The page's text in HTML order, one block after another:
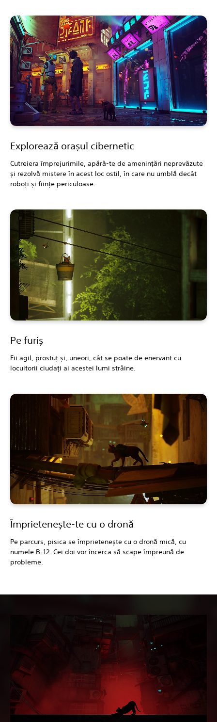
Explorează orașul cibernetic
Cutreiera împrejurimile, apără-te de amenințări neprevăzute
și rezolvă mistere în acest loc ostil, în care nu umblă decât
roboți și ființe periculoase.
Pe furiș
Fii agil, prostuț și, uneori, cât se poate de enervant cu
locuitorii ciudați ai acestei lumi străine.
Împrietenește-te cu o dronă
Pe parcurs, pisica se împrietenește cu o dronă mică, cu
numele B-12. Cei doi vor încerca să scape împreună de
probleme.